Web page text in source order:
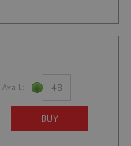
Avail.: 48
BUY